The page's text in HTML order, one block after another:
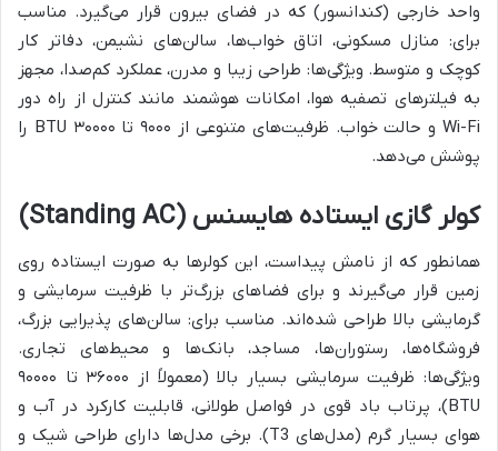
واحد خارجی (کندانسور) که در فضای بیرون قرار می‌گیرد. مناسب
برای: منازل مسکونی، اتاق خواب‌ها، سالن‌های نشیمن، دفاتر کار
کوچک و متوسط. ویژگی‌ها: طراحی زیبا و مدرن، عملکرد کم‌صدا، مجهز
به فیلترهای تصفیه هوا، امکانات هوشمند مانند کنترل از راه دور
Wi-Fi و حالت خواب. ظرفیت‌های متنوعی از ۹۰۰۰ تا ۳۰۰۰۰ BTU را
پوشش می‌دهد.
کولر گازی ایستاده هایسنس (Standing AC)
همانطور که از نامش پیداست، این کولرها به صورت ایستاده روی
زمین قرار می‌گیرند و برای فضاهای بزرگ‌تر با ظرفیت سرمایشی و
گرمایشی بالا طراحی شده‌اند. مناسب برای: سالن‌های پذیرایی بزرگ،
فروشگاه‌ها، رستوران‌ها، مساجد، بانک‌ها و محیط‌های تجاری.
ویژگی‌ها: ظرفیت سرمایشی بسیار بالا (معمولاً از ۳۶۰۰۰ تا ۹۰۰۰۰
BTU)، پرتاب باد قوی در فواصل طولانی، قابلیت کارکرد در آب و
هوای بسیار گرم (مدل‌های T3). برخی مدل‌ها دارای طراحی شیک و